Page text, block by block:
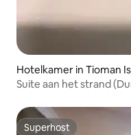
Hotelkamer in Tioman
Suite aan het strand
Superhost